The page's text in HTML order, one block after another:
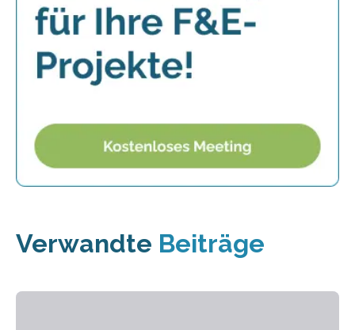
Verwandte Beiträge